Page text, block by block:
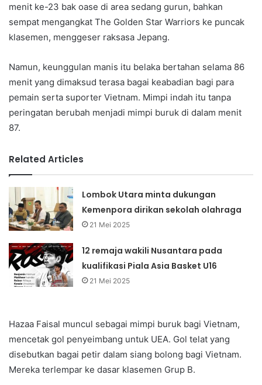
menit ke-23 bak oase di area sedang gurun, bahkan
sempat mengangkat The Golden Star Warriors ke puncak
klasemen, menggeser raksasa Jepang.
Namun, keunggulan manis itu belaka bertahan selama 86
menit yang dimaksud terasa bagai keabadian bagi para
pemain serta suporter Vietnam. Mimpi indah itu tanpa
peringatan berubah menjadi mimpi buruk di dalam menit
87.
Related Articles
Lombok Utara minta dukungan
Kemenpora dirikan sekolah olahraga
21 Mei 2025
12 remaja wakili Nusantara pada
kualifikasi Piala Asia Basket U16
21 Mei 2025
Hazaa Faisal muncul sebagai mimpi buruk bagi Vietnam,
mencetak gol penyeimbang untuk UEA. Gol telat yang
disebutkan bagai petir dalam siang bolong bagi Vietnam.
Mereka terlempar ke dasar klasemen Grup B.